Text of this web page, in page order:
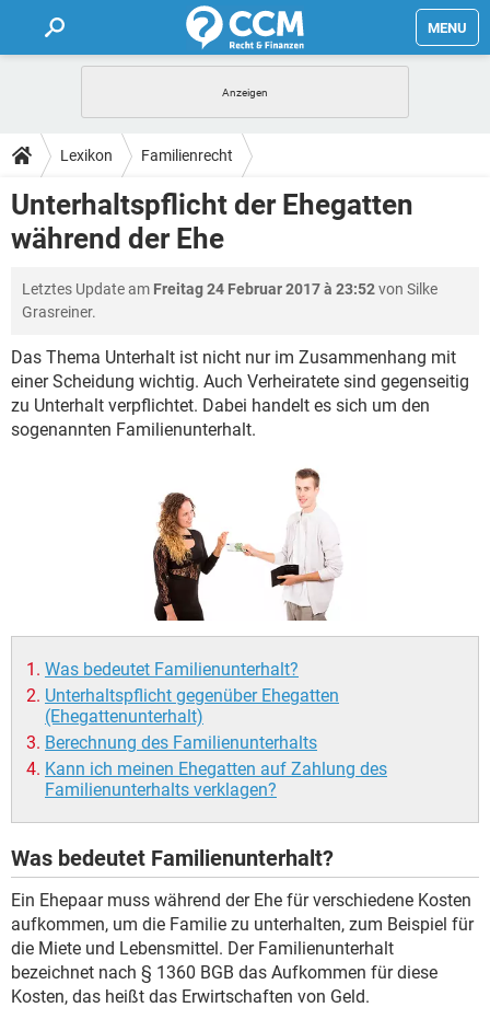
MENU
FORUM
TIPPS
LEXIKON
Lexikon Familienrecht
Unterhaltspflicht der Ehegatten
während der Ehe
Letztes Update am Freitag 24 Februar 2017 à 23:52von Silke
Grasreiner.
Das Thema Unterhalt ist nicht nur im Zusammenhang mit
einer Scheidung wichtig. Auch Verheiratete sind gegenseitig
zu Unterhalt verpflichtet. Dabei handelt es sich um den
sogenannten Familienunterhalt.
Was bedeutet Familienunterhalt?
Unterhaltspflicht gegenüber Ehegatten
(Ehegattenunterhalt)
Berechnung des Familienunterhalts
Kann ich meinen Ehegatten auf Zahlung des
Familienunterhalts verklagen?
Was bedeutet Familienunterhalt?
Ein Ehepaar muss während der Ehe für verschiedene Kosten
aufkommen, um die Familie zu unterhalten, zum Beispiel für
die Miete und Lebensmittel. Der Familienunterhalt
bezeichnet nach § 1360 BGB das Aufkommen für diese
Kosten, das heißt das Erwirtschaften von Geld.